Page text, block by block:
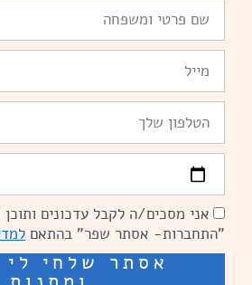
פרטי
ומשפחה
הסכמהאני מסכים/ה לקבל עדכונים ותוכן
"התחברות- אסתר שפר" בהתאם
אסתר שלחי לי